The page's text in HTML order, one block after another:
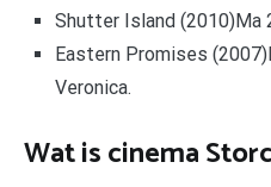
Shutter Island (2010)Ma
Eastern Promises
Veronica.
Wat is cinema